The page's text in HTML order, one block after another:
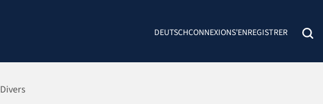
DEUTSCHCONNEXIONS'ENREGISTRER
Divers